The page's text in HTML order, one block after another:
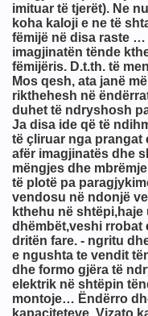
LUFTËN, LIRINË
Ajnshtajn